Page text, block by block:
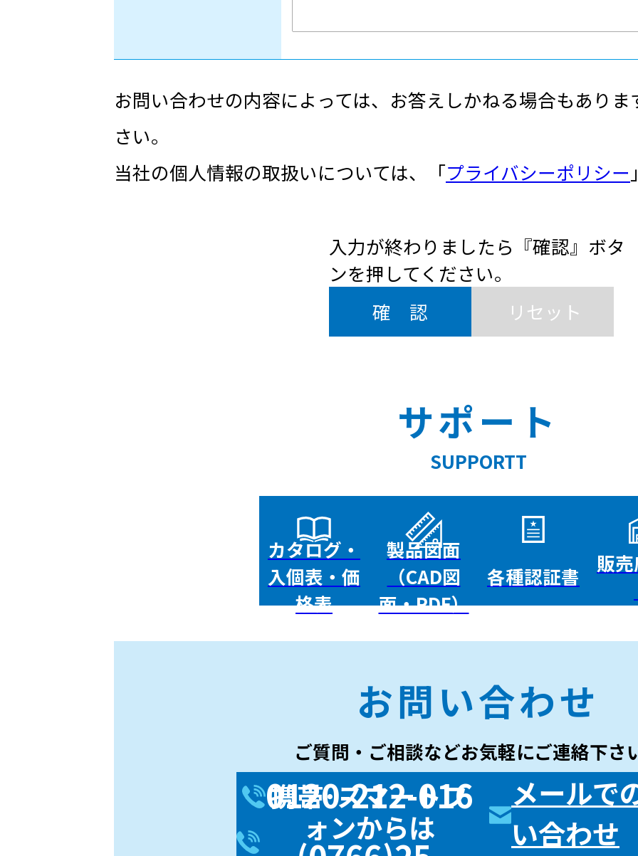
お問い合わせの内容によっては、お答えしかねる場合もあり
さい。
当社の個人情報の取扱いについては、「プライバシーポリシー
入力が終わりましたら 『確認』ボタ
ンを押してください。
サポート
SUPPORTT
カタログ・
入個表・価
格表
製品図面
（CAD図
面・PDF）
各種認証書
販
お問い合わせ
ご質問・ご相談などお気軽にご連絡下さ
0120-212-016
携帯･スマートフ
ォンからは
メールで
い合わせ